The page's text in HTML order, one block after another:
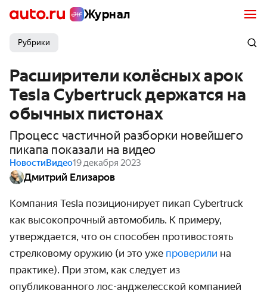
Журнал
Рубрики
Расширители колёсных арок
Tesla Cybertruck держатся на
обычных пистонах
Процесс частичной разборки новейшего
пикапа показали на видео
НовостиВидео19 декабря 2023
Дмитрий Елизаров
Компания Tesla позиционирует пикап Cybertruck
как высокопрочный автомобиль. К примеру,
утверждается, что он способен противостоять
стрелковому оружию (и это уже проверили на
практике). При этом, как следует из
опубликованного лос-анджелесской компанией